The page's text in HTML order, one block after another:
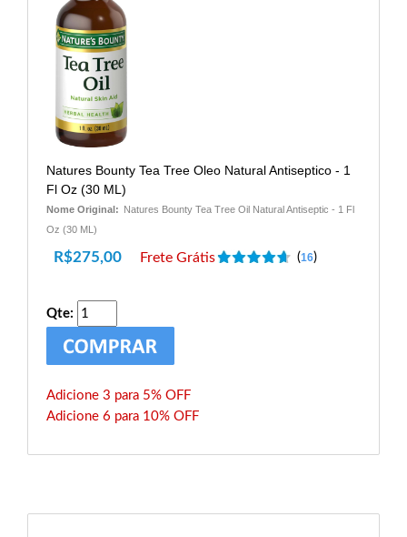
Natures Bounty Tea Tree Oleo Natural Antiseptico - 1
Fl Oz (30 ML)
Nome Original: Natures Bounty Tea Tree Oil Natural Antiseptic - 1 Fl
Oz (30 ML)
R$275,00 Frete Grátis (16)
Qte:
Adicione 3 para 5% OFF
Adicione 6 para 10% OFF